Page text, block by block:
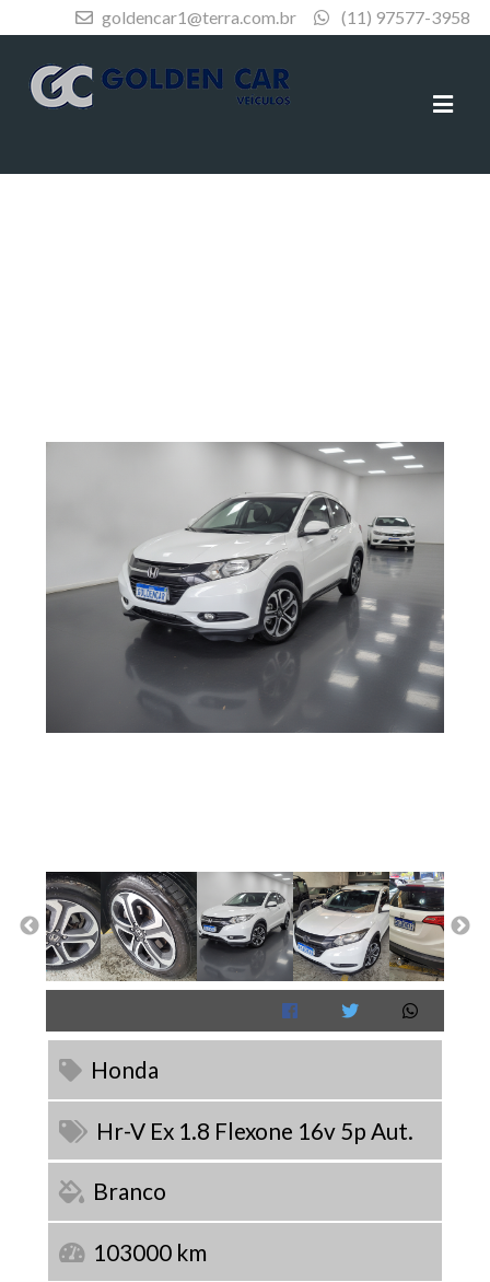
goldencar1@terra.com.br (11) 97577-3958
Honda
Hr-V Ex 1.8 Flexone 16v 5p Aut.
Branco
103000 km